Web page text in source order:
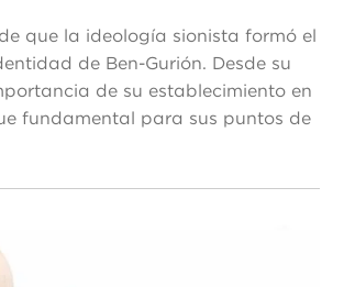
que la ideología sionista formó el
de Ben-Gurión. Desde su
de su establecimiento en
fundamental para sus puntos de